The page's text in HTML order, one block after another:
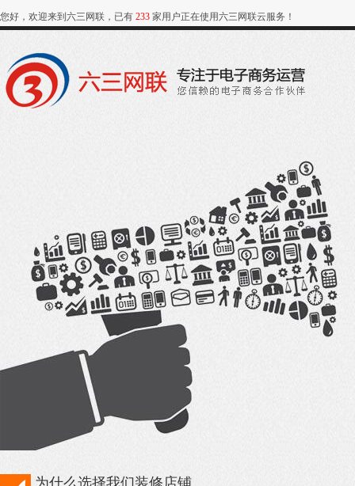
您好，欢迎来到六三网联，已有 233 家用户正在使用六三网联云服务！
为什么选择我们装修店铺